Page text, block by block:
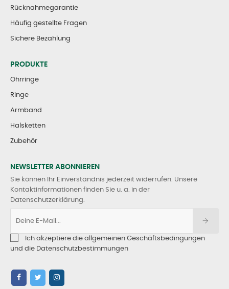
Rücknahmegarantie
Häufig gestellte Fragen
Sichere Bezahlung
PRODUKTE
Ohrringe
Ringe
Armband
Halsketten
Zubehör
NEWSLETTER ABONNIEREN
Sie können Ihr Einverständnis jederzeit widerrufen. Unsere
Kontaktinformationen finden Sie u. a. in der
Datenschutzerklärung.
Ich akzeptiere die allgemeinen Geschäftsbedingungen
und die Datenschutzbestimmungen